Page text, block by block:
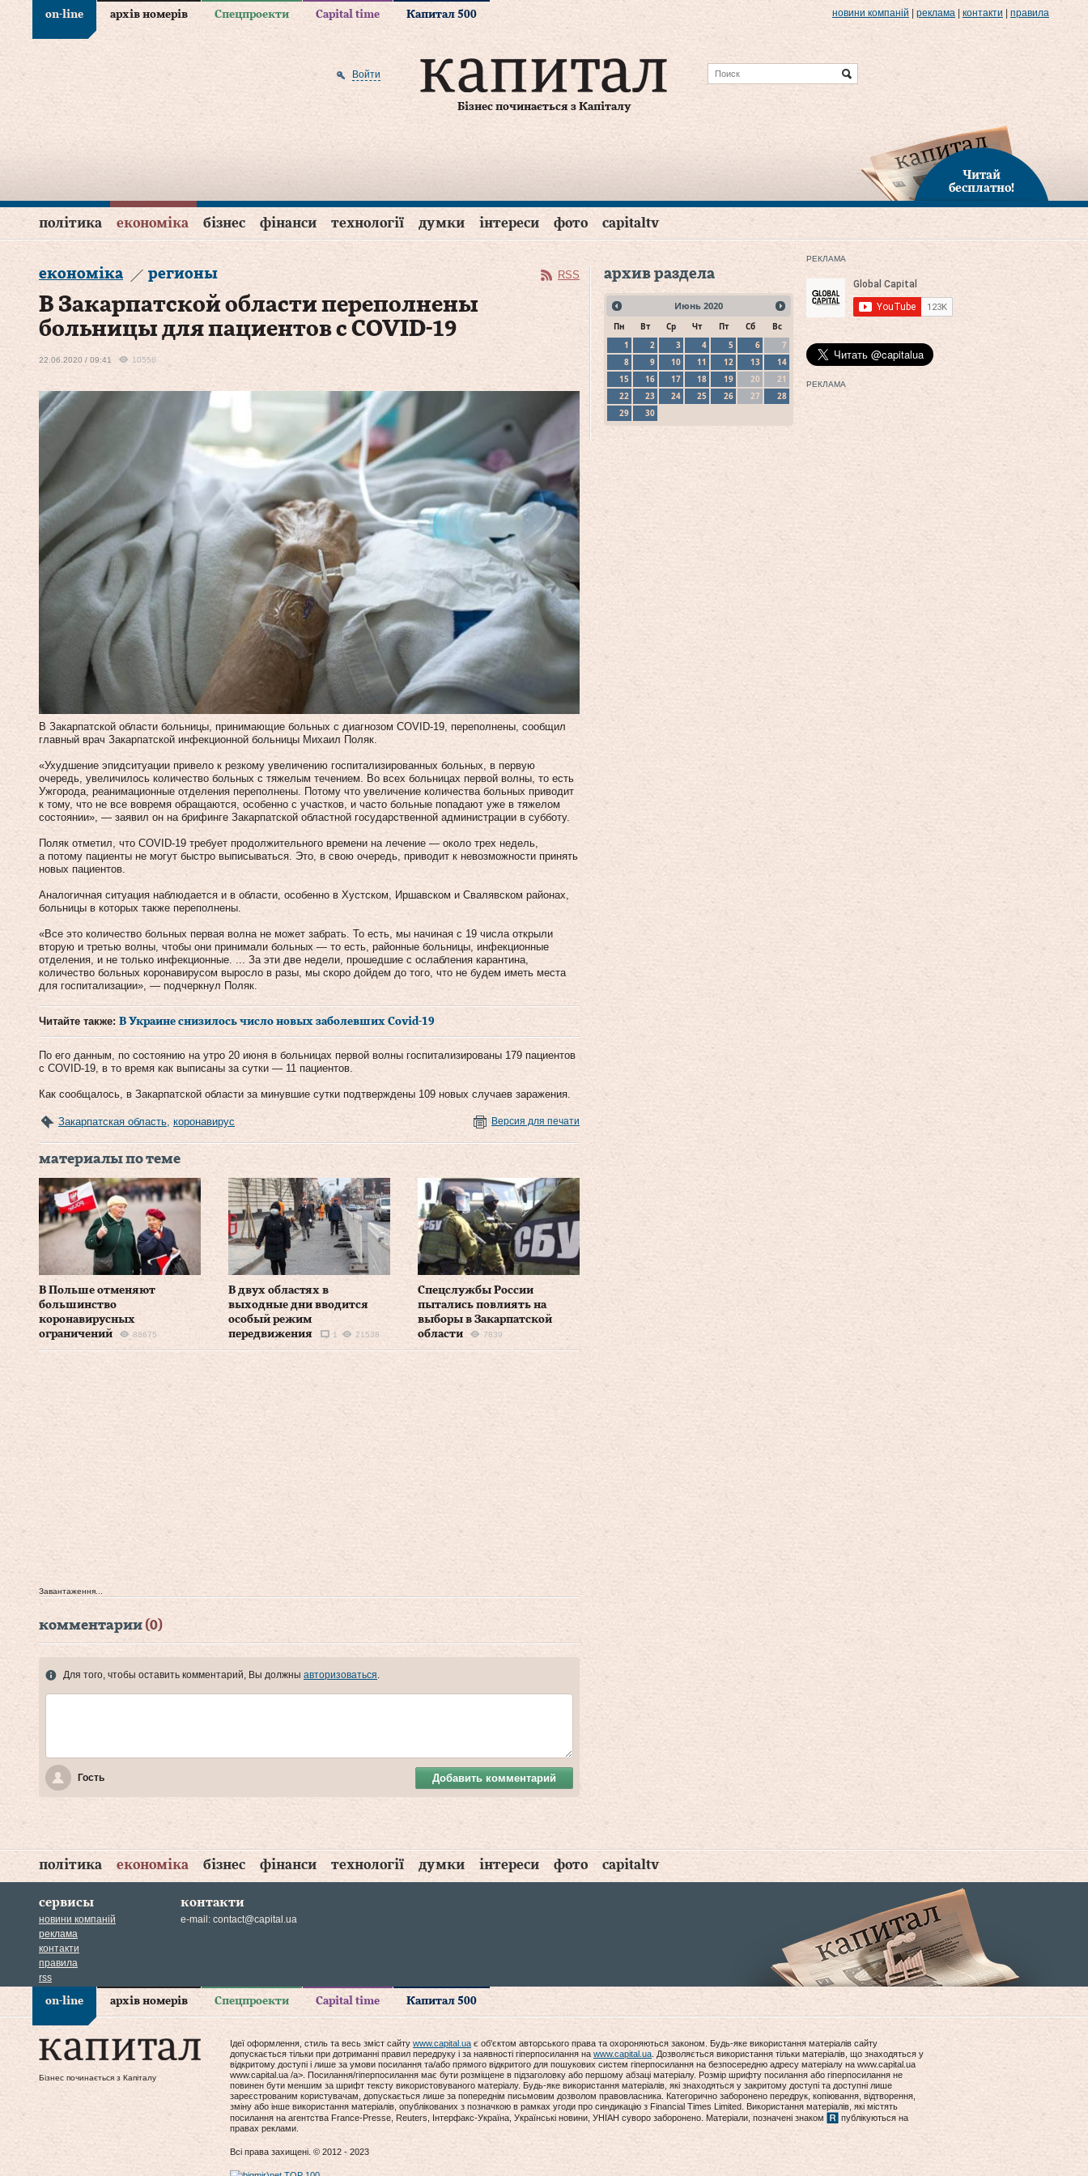
on-line архів номерів Спецпроекти Capital time Капитал 500 новини компаній реклама контакти правила
Бізнес починається з Капіталу
Войти
Читай
бесплатно!
політика економіка бізнес фінанси технології думки інтереси фото capitaltv
економіка регионы RSS
В Закарпатской области переполнены
больницы для пациентов с COVID-19
22.06.2020 / 09:41 10558
В Закарпатской области больницы, принимающие больных с диагнозом COVID-19, переполнены, сообщил
главный врач Закарпатской инфекционной больницы Михаил Поляк.
«Ухудшение эпидситуации привело к резкому увеличению госпитализированных больных, в первую
очередь, увеличилось количество больных с тяжелым течением. Во всех больницах первой волны, то есть
Ужгорода, реанимационные отделения переполнены. Потому что увеличение количества больных приводит
к тому, что не все вовремя обращаются, особенно с участков, и часто больные попадают уже в тяжелом
состоянии», — заявил он на брифинге Закарпатской областной государственной администрации в субботу.
Поляк отметил, что COVID-19 требует продолжительного времени на лечение — около трех недель,
а потому пациенты не могут быстро выписываться. Это, в свою очередь, приводит к невозможности принять
новых пациентов.
Аналогичная ситуация наблюдается и в области, особенно в Хустском, Иршавском и Свалявском районах,
больницы в которых также переполнены.
«Все это количество больных первая волна не может забрать. То есть, мы начиная с 19 числа открыли
вторую и третью волны, чтобы они принимали больных — то есть, районные больницы, инфекционные
отделения, и не только инфекционные. ... За эти две недели, прошедшие с ослабления карантина,
количество больных коронавирусом выросло в разы, мы скоро дойдем до того, что не будем иметь места
для госпитализации», — подчеркнул Поляк.
Читайте также: В Украине снизилось число новых заболевших Covid-19
По его данным, по состоянию на утро 20 июня в больницах первой волны госпитализированы 179 пациентов
с COVID-19, в то время как выписаны за сутки — 11 пациентов.
Как сообщалось, в Закарпатской области за минувшие сутки подтверждены 109 новых случаев заражения.
Закарпатская область коронавирус Версия для печати
материалы по теме
В Польше отменяют
большинство
коронавирусных
ограничений
88675
В двух областях в
выходные дни вводится
особый режим
передвижения
1 21538
Спецслужбы России
пытались повлиять на
выборы в Закарпатской
области
7839
Завантаження...
комментарии (0)
Для того, чтобы оставить комментарий, Вы должны авторизоваться
Гость Добавить комментарий
архив раздела
Июнь 2020
Пн Вт Ср Чт Пт Сб
Вс
1
2 3 4 5 6
7
8
9 10 11 12 13
14
15
16 17 18 19 20
21
22
23 24 25 26 27
28
29
30
РЕКЛАМА
РЕКЛАМА
політика економіка бізнес фінанси технології думки інтереси фото capitaltv
сервисы
новини компаній
реклама
контакти
правила
rss
контакти
e-mail: contact@capital.ua
on-line архів номерів Спецпроекти Capital time Капитал 500
Бізнес починається з Капіталу
Ідеї оформлення, стиль та весь зміст сайту www.capital.ua є об'єктом авторського права та охороняються законом. Будь-яке використання матеріалів сайту
допускається тільки при дотриманні правил передруку і за наявності гіперпосилання на www.capital.ua . Дозволяється використання тільки матеріалів, що знаходяться у
відкритому доступі і лише за умови посилання та/або прямого відкритого для пошукових систем гіперпосилання на безпосередню адресу матеріалу на www.capital.ua
www.capital.ua /a>. Посилання/гіперпосилання має бути розміщене в підзаголовку або першому абзаці матеріалу. Розмір шрифту посилання або гіперпосилання не
повинен бути меншим за шрифт тексту використовуваного матеріалу. Будь-яке використання матеріалів, які знаходяться у закритому доступі та доступні лише
зареєстрованим користувачам, допускається лише за попереднім письмовим дозволом правовласника. Категорично заборонено передрук, копіювання, відтворення,
зміну або інше використання матеріалів, опублікованих з позначкою в рамках угоди про синдикацію з Financial Times Limited. Використання матеріалів, які містять
посилання на агентства France-Presse, Reuters, Інтерфакс-Україна, Українські новини, УНІАН суворо заборонено. Матеріали, позначені знаком
публікуються на
правах реклами.
Всі права захищені. © 2012 - 2023